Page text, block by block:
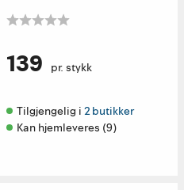
139 pr. stykk
Tilgjengelig i 2 butikker
Kan hjemleveres (9)